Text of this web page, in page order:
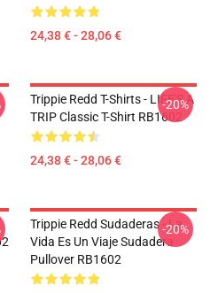
24,38 € - 28,06 €
Trippie Redd T-Shirts - LIFE'S A
TRIP Classic T-Shirt RB1602
24,38 € - 28,06 €
-20%
Trippie Redd Sudaderas - La
Vida Es Un Viaje Sudadera
Pullover RB1602
-20%